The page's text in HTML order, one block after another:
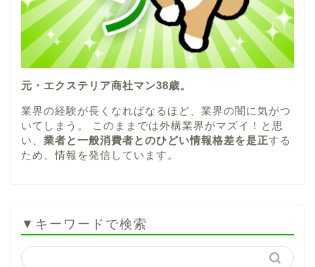
元・エクステリア商社マン38歳。
業界の経験が長くなればなるほど、業界の闇に気がつ
いてしまう。 このままでは外構業界がマズイ！と思
い、 業者と一般消費者とのひどい情報格差を是正する
ため、情報を発信しています。
▼キーワードで検索